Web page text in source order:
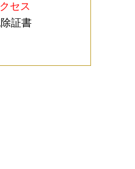
セス
証書